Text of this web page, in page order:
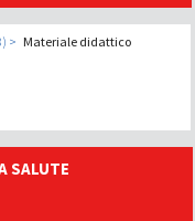
Materiale didattico
SALUTE